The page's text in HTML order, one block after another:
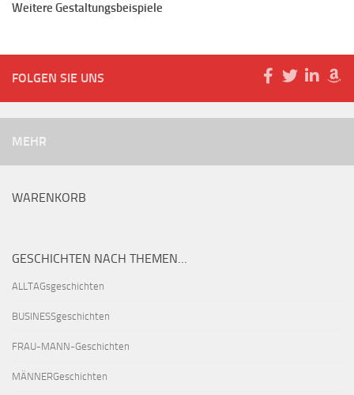
Weitere Gestaltungsbeispiele
FOLGEN SIE UNS
MEHR
WARENKORB
GESCHICHTEN NACH THEMEN…
ALLTAGsgeschichten
BUSINESSgeschichten
FRAU-MANN-Geschichten
MÄNNERGeschichten